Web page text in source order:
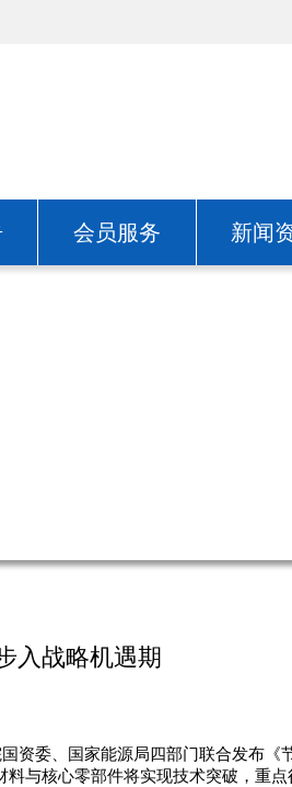
会员服务 新闻
入战略机遇期
资委、国家能源局四部门联合发布
与核心零部件将实现技术突破，重